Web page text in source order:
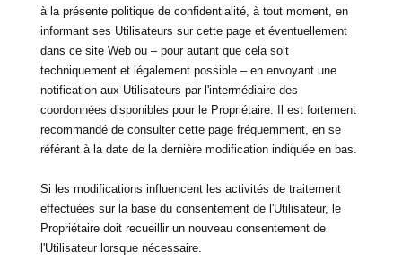
à la présente politique de confidentialité, à tout moment, en
informant ses Utilisateurs sur cette page et éventuellement
dans ce site Web ou – pour autant que cela soit
techniquement et légalement possible – en envoyant une
notification aux Utilisateurs par l'intermédiaire des
coordonnées disponibles pour le Propriétaire. Il est fortement
recommandé de consulter cette page fréquemment, en se
référant à la date de la dernière modification indiquée en bas.
Si les modifications influencent les activités de traitement
effectuées sur la base du consentement de l'Utilisateur, le
Propriétaire doit recueillir un nouveau consentement de
l'Utilisateur lorsque nécessaire.